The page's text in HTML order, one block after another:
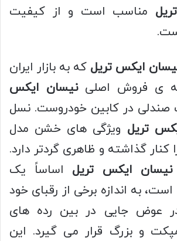
مناسب است و از کیفیت
ایکس تریل که به بازار ایران
ی فروش اصلینیسان ایکس
در کابین خودروست. نسل
تریل ویژگی های خشن مدل
کنار گذاشته و ظاهری گردتر دارد.
نیسان ایکس تریل اساساً یک
به اندازه برخی از رقبای خود
عوض جایی در بین رده های
و بزرگ قرار می گیرد. این